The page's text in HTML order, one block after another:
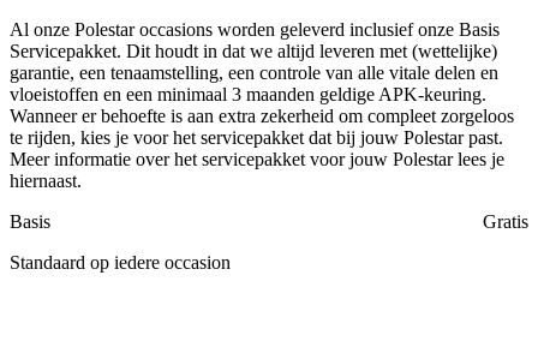
Al onze Polestar occasions worden geleverd inclusief onze Basis
Servicepakket. Dit houdt in dat we altijd leveren met (wettelijke)
garantie, een tenaamstelling, een controle van alle vitale delen en
vloeistoffen en een minimaal 3 maanden geldige APK-keuring.
Wanneer er behoefte is aan extra zekerheid om compleet zorgeloos
te rijden, kies je voor het servicepakket dat bij jouw Polestar past.
Meer informatie over het servicepakket voor jouw Polestar lees je
hiernaast.
Basis
Gratis
Standaard op iedere occasion